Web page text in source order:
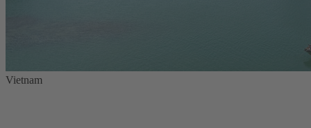
Vietnam